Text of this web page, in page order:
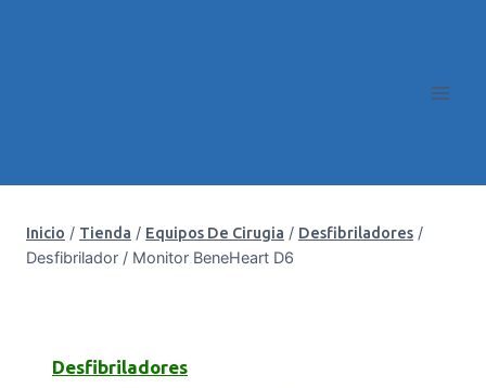
Inicio / Tienda / Equipos De Cirugia / Desfibriladores /
Desfibrilador / Monitor BeneHeart D6
Desfibriladores